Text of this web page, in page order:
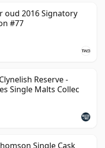
oud 2016 Signatory
#77
Reserve -
Single Malts Collec
Single Cask